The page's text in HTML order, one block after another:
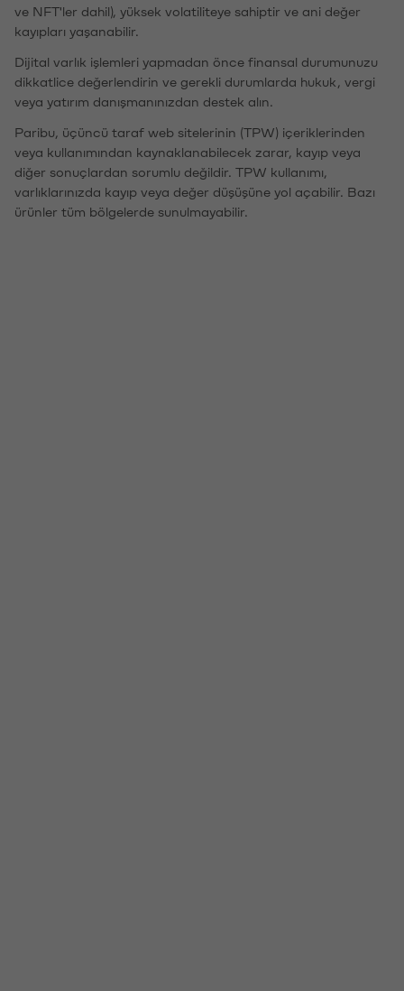
ve NFT'ler dahil), yüksek volatiliteye sahiptir ve ani değer
kayıpları yaşanabilir.
Dijital varlık işlemleri yapmadan önce finansal durumunuzu
dikkatlice değerlendirin ve gerekli durumlarda hukuk, vergi
veya yatırım danışmanınızdan destek alın.
Paribu, üçüncü taraf web sitelerinin (TPW) içeriklerinden
veya kullanımından kaynaklanabilecek zarar, kayıp veya
diğer sonuçlardan sorumlu değildir. TPW kullanımı,
varlıklarınızda kayıp veya değer düşüşüne yol açabilir. Bazı
ürünler tüm bölgelerde sunulmayabilir.